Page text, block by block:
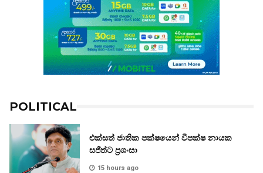
POLITICAL
එක්සත් ජාතික පක්ෂයෙන් විපක්ෂ නායක
සජිත්ට ප්‍රශංසා
15 hours ago